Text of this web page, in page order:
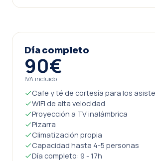
Día completo
90€
IVA incluido
Cafe y té de cortesía para los
WIFI de alta velocidad
Proyección a TV inalámbrica
Pizarra
Climatización propia
Capacidad hasta 4-5 personas
Día completo: 9 - 17h